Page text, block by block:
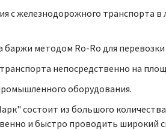
с железнодорожного транспорта в
баржи методом Ro-Ro для
непосредственно на
оборудования.
состоит из большого
и быстро проводить широкий